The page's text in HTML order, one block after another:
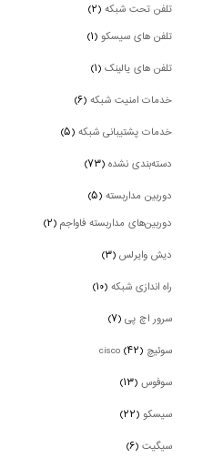
تلفن تحت شبکه(۲)
تلفن های سیسکو(۱)
تلفن های یالینک(۱)
خدمات امنیت شبکه(۶)
خدمات پشتیبانی شبکه(۵)
دسته‌بندی نشده(۷۳)
دوربین‌ مداربسته(۵)
دوربین‌های مداربسته فاواجم(۲)
دیش وایرلس(۳)
راه اندازی شبکه(۱۰)
سرور اچ پی(۷)
سوئیچ cisco (۴۲)
سوفوس(۱۳)
سیسکو(۲۲)
سیگیت(۶)